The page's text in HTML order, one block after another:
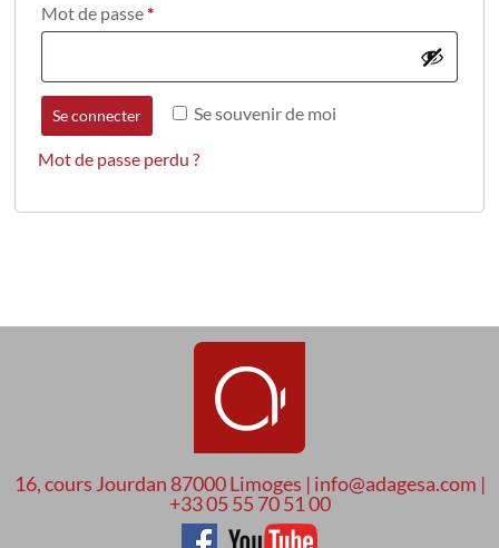
Mot de passe*Obligatoire
Se souvenir de moi
Se connecter
Mot de passe perdu ?
16, cours Jourdan 87000 Limoges | info@adagesa.com |
+33 05 55 70 51 00